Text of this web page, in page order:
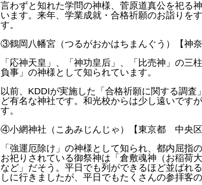
言わずと知れた学問の神様、菅原道真公を祀る
います。来年、学業成就・合格祈願のお詣りを
す。
③鶴岡八幡宮（つるがおかはちまんぐう）【神
「応神天皇」、「神功皇后」、「比売神」の三
負事」の神様として知られています。
以前、KDDIが実施した「合格祈願に関する調
ど有名な神社です。和光校からは少し遠いです
す。
④小網神社（こあみじんじゃ）【東京都 中央区
「強運厄除け」の神様として知られ、都内屈指
お祀りされている御祭神は「倉敷魂神（お稲荷
など」だそう。平日でも列ができるほど並ばれ
しに行きましたが、平日でもたくさんの参拝客